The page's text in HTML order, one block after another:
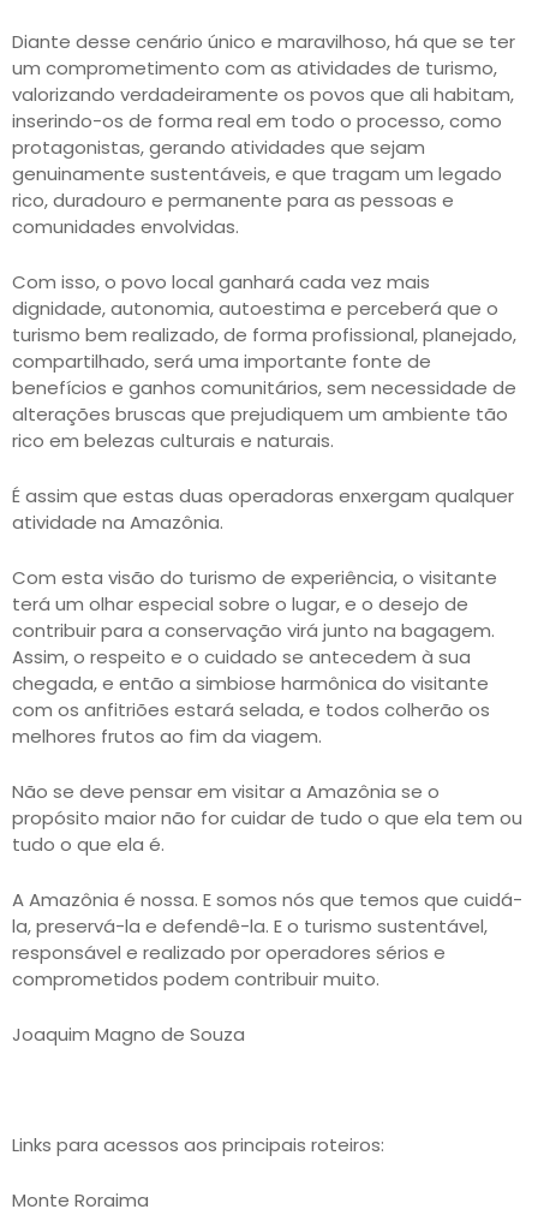
Diante desse cenário único e maravilhoso, há que se ter
um comprometimento com as atividades de turismo,
valorizando verdadeiramente os povos que ali habitam,
inserindo-os de forma real em todo o processo, como
protagonistas, gerando atividades que sejam
genuinamente sustentáveis, e que tragam um legado
rico, duradouro e permanente para as pessoas e
comunidades envolvidas.
Com isso, o povo local ganhará cada vez mais
dignidade, autonomia, autoestima e perceberá que o
turismo bem realizado, de forma profissional, planejado,
compartilhado, será uma importante fonte de
benefícios e ganhos comunitários, sem necessidade de
alterações bruscas que prejudiquem um ambiente tão
rico em belezas culturais e naturais.
É assim que estas duas operadoras enxergam qualquer
atividade na Amazônia.
Com esta visão do turismo de experiência, o visitante
terá um olhar especial sobre o lugar, e o desejo de
contribuir para a conservação virá junto na bagagem.
Assim, o respeito e o cuidado se antecedem à sua
chegada, e então a simbiose harmônica do visitante
com os anfitriões estará selada, e todos colherão os
melhores frutos ao fim da viagem.
Não se deve pensar em visitar a Amazônia se o
propósito maior não for cuidar de tudo o que ela tem ou
tudo o que ela é.
A Amazônia é nossa. E somos nós que temos que cuidá-
la, preservá-la e defendê-la. E o turismo sustentável,
responsável e realizado por operadores sérios e
comprometidos podem contribuir muito.
Joaquim Magno de Souza
Links para acessos aos principais roteiros:
Monte Roraima